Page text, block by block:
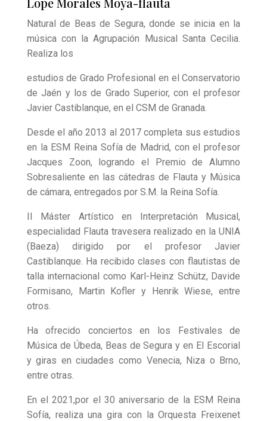
Natural de Beas de Segura, donde se inicia en la
música con la Agrupación Musical Santa Cecilia.
Realiza los
estudios de Grado Profesional en el Conservatorio
de Jaén y los de Grado Superior, con el profesor
Javier Castiblanque, en el CSM de Granada.
Desde el año 2013 al 2017 completa sus estudios
en la ESM Reina Sofía de Madrid, con el profesor
Jacques Zoon, logrando el Premio de Alumno
Sobresaliente en las cátedras de Flauta y Música
de cámara, entregados por S.M. la Reina Sofía.
II Máster Artístico en Interpretación Musical,
especialidad Flauta travesera realizado en la UNIA
(Baeza) dirigido por el profesor Javier
Castiblanque. Ha recibido clases con flautistas de
talla internacional como Karl-Heinz Schütz, Davide
Formisano, Martin Kofler y Henrik Wiese, entre
otros.
Ha ofrecido conciertos en los Festivales de
Música de Úbeda, Beas de Segura y en El Escorial
y giras en ciudades como Venecia, Niza o Brno,
entre otras.
En el 2021,por el 30 aniversario de la ESM Reina
Sofía, realiza una gira con la Orquesta Freixenet